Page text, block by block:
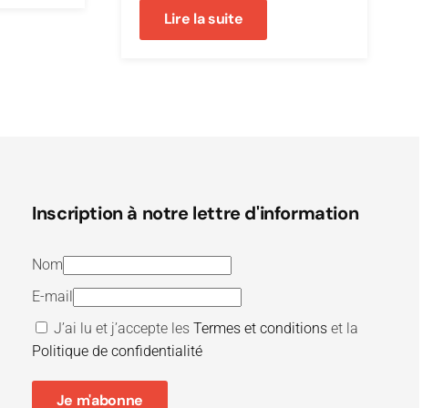
Lire la suite
Inscription à notre lettre d'information
Nom
E-mail
J’ai lu et j’accepte lesTermes et conditions et la
Politique de confidentialité
Je m'abonne